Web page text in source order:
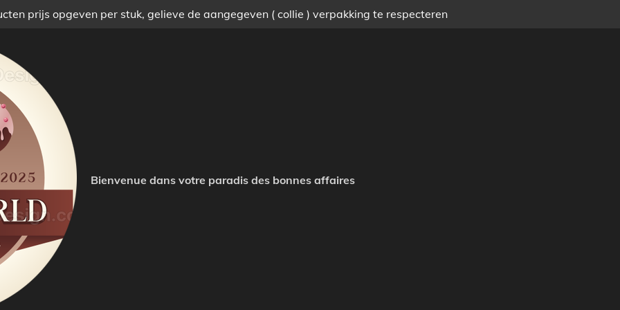
prijs opgeven per stuk, gelieve de aangegeven ( collie ) verpakking te respecteren
Bienvenue dans votre paradis des bonnes affaires